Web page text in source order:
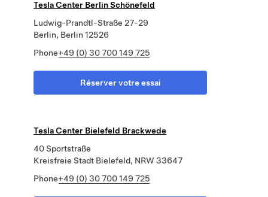
Tesla Center Berlin Schönefeld
Ludwig-Prandtl-Straße 27-29
Berlin, Berlin 12526
Phone+49 (0) 30 700 149 725
Réserver votre essai
Tesla Center Bielefeld Brackwede
40 Sportstraße
Kreisfreie Stadt Bielefeld, NRW 33647
Phone+49 (0) 30 700 149 725